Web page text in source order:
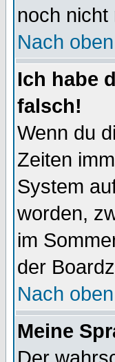
noch
Nach oben
Ich habe
falsch!
Wenn du
Zeiten
System
worden,
im
der
Nach oben
Meine